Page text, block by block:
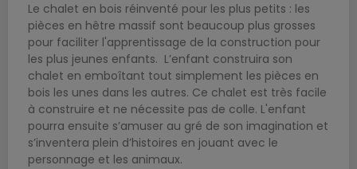
Le chalet en bois réinventé pour les plus petits : les
pièces en hêtre massif sont beaucoup plus grosses
pour faciliter l'apprentissage de la construction pour
les plus jeunes enfants. L’enfant construira son
chalet en emboîtant tout simplement les pièces en
bois les unes dans les autres. Ce chalet est très facile
à construire et ne nécessite pas de colle. L'enfant
pourra ensuite s’amuser au gré de son imagination et
s’inventera plein d’histoires en jouant avec le
personnage et les animaux.